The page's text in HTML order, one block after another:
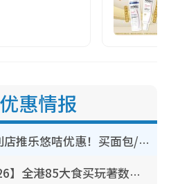
惠情报
长者优惠｜OK便利店推乐悠咭优惠！买面包/牛奶/保健品拍卡即减
【8月生日优惠2026】全港85大食买玩著数攻略 自助餐/火锅放题同行免费＋诚品/DONKI送现金券